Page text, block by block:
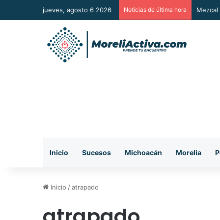
jueves, agosto 6 2026 Noticias de última hora
Inicio Sucesos Michoacán Morelia
Inicio /atrapado